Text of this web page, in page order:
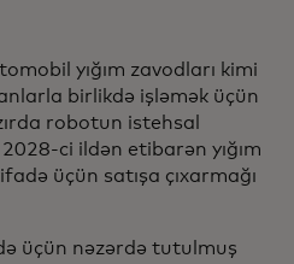
yığım zavodları kimi
birlikdə işləmək üçün
robotun istehsal
2028-ci ildən etibarən yığım
üçün satışa çıxarmağı
üçün nəzərdə tutulmuş